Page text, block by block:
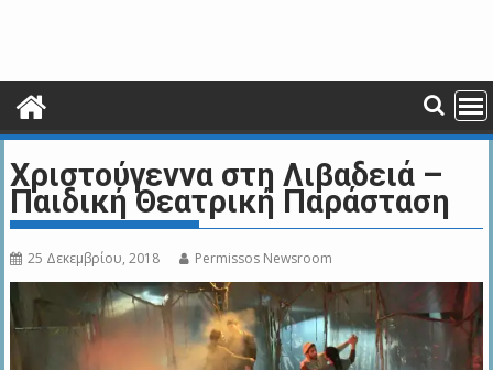
Χριστούγεννα στη Λιβαδειά –
Παιδική Θεατρική Παράσταση
25 Δεκεμβρίου, 2018 Permissos Newsroom